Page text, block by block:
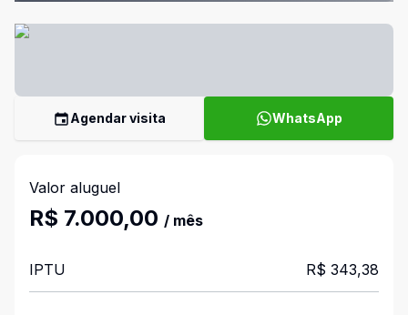
Agendar visita WhatsApp
Valor aluguel
R$ 7.000,00 / mês
IPTU R$ 343,38